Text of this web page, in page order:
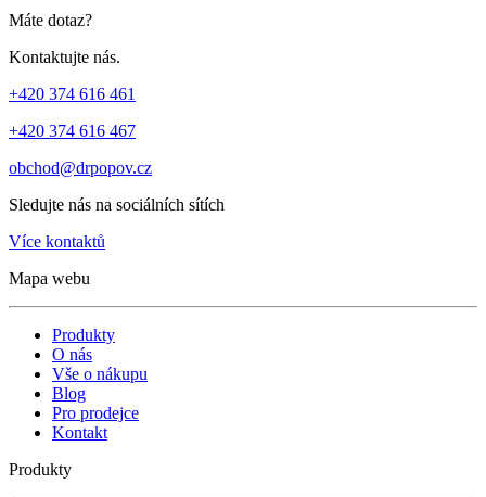
Máte dotaz?
Kontaktujte nás.
+420 374 616 461
+420 374 616 467
obchod@drpopov.cz
Sledujte nás na sociálních sítích
Více kontaktů
Mapa webu
Produkty
O nás
Vše o nákupu
Blog
Pro prodejce
Kontakt
Produkty